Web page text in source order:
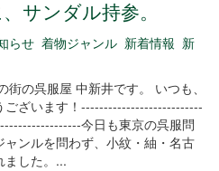
サンダル持参。
らせ 着物ジャンル 新着情報 新
の呉服屋 中新井です。 いつも、
ございます！---------------------------
今日も東京の呉服問
ンルを問わず、小紋・紬・名古
ました。...